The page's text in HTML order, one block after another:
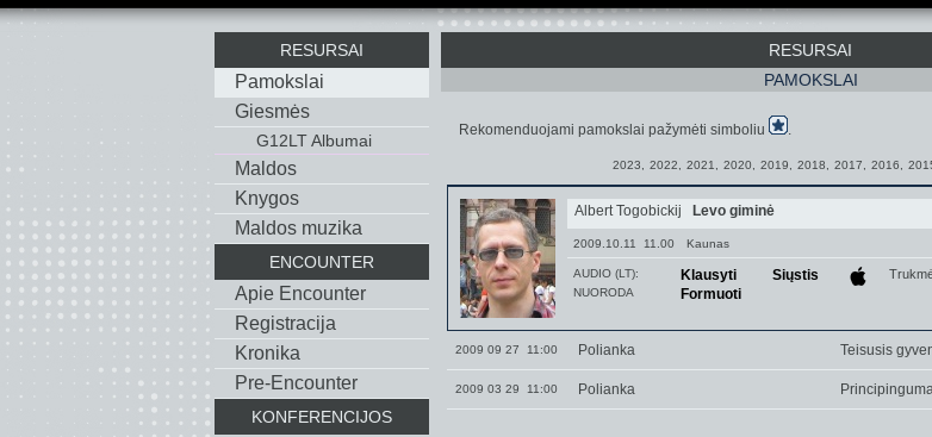
RESURSAI
Pamokslai
Giesmės
G12LT Albumai
Maldos
Knygos
Maldos muzika
ENCOUNTER
Apie Encounter
Registracija
Kronika
Pre-Encounter
KONFERENCIJOS
RESURSAI
PAMOKSLAI
Rekomenduojami pamokslai pažymėti simboliu .
2023 2022 2021 2020 2019 2018 2017 2016
Albert Togobickij Levo giminė
2009.10.11 11.00 Kaunas
AUDIO (LT): Klausyti Siųstis
NUORODA Formuoti
2009 09 27 11:00 Polianka Teisusis
2009 03 29 11:00 Polianka